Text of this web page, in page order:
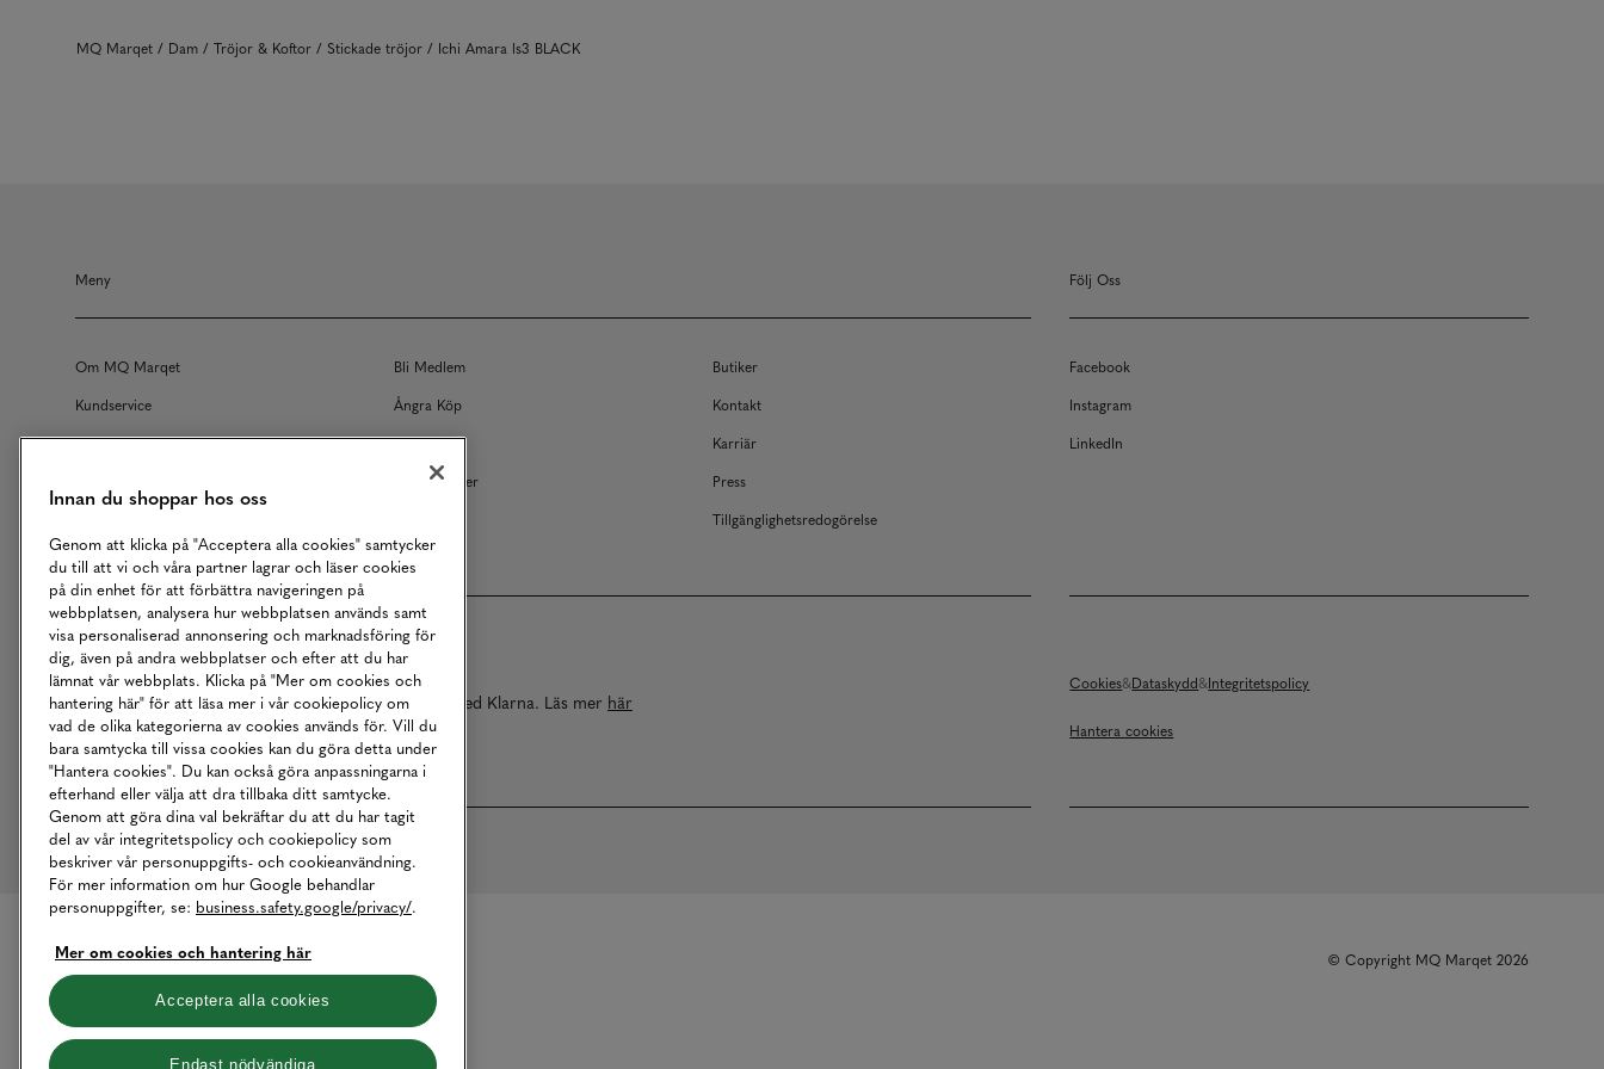
MQ Marqet Dam Tröjor & Koftor Stickade tröjor Ichi Amara ls3 BLACK
Meny
Om MQ Marqet Bli Medlem
Butiker
Kundservice
Ångra Köp
Kontakt
Returer
Köpvillkor
Karriär
Våra Tjänster
Press
Tillgänglighetsredogörelse
Följ Oss
Facebook
Instagram
LinkedIn
Betalningar online sköts i samarbete med Klarna. Läs mer här
Cookies Dataskydd Integritetspolicy
Hantera cookies
© Copyright MQ Marqet 2026
Innan du shoppar hos oss
Genom att klicka på "Acceptera alla cookies" samtycker
du till att vi och våra partner lagrar och läser cookies
på din enhet för att förbättra navigeringen på
webbplatsen, analysera hur webbplatsen används samt
visa personaliserad annonsering och marknadsföring för
dig, även på andra webbplatser och efter att du har
lämnat vår webbplats. Klicka på "Mer om cookies och
hantering här" för att läsa mer i vår cookiepolicy om
vad de olika kategorierna av cookies används för. Vill du
bara samtycka till vissa cookies kan du göra detta under
"Hantera cookies". Du kan också göra anpassningarna i
efterhand eller välja att dra tillbaka ditt samtycke.
Genom att göra dina val bekräftar du att du har tagit
del av vår integritetspolicy och cookiepolicy som
beskriver vår personuppgifts- och cookieanvändning.
För mer information om hur Google behandlar
personuppgifter, se: business.safety.google/privacy/.
Mer om cookies och hantering här
Acceptera alla cookies
Endast nödvändiga